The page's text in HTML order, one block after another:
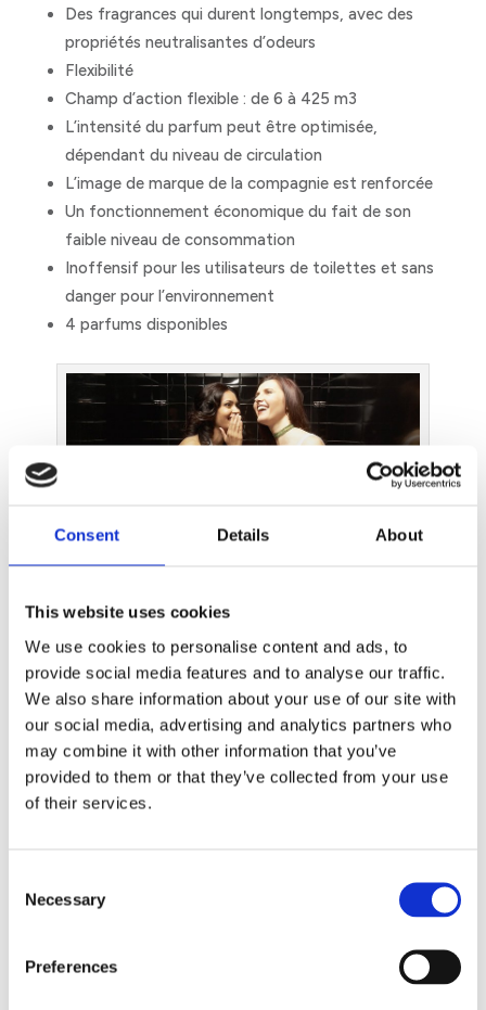
Consent Details About
This website uses cookies
We use cookies to personalise content and ads, to
provide social media features and to analyse our traffic.
We also share information about your use of our site with
our social media, advertising and analytics partners who
may combine it with other information that you’ve
provided to them or that they’ve collected from your use
of their services.
Selection
Necessary
Preferences
Des fragrances qui durent longtemps, avec des
propriétés neutralisantes d’odeurs
Flexibilité
Champ d’action flexible : de 6 à 425 m3
L’intensité du parfum peut être optimisée,
dépendant du niveau de circulation
L’image de marque de la compagnie est renforcée
Un fonctionnement économique du fait de son
faible niveau de consommation
Inoffensif pour les utilisateurs de toilettes et sans
danger pour l’environnement
4 parfums disponibles
L’Élément qui fait la différence pour un
entretien client fructueux
Dans vos locaux désormais équipé de Genie,
émanent une odeur agréable d’agrumes et des notes
ambiantes aldéhydes. Grâce à elle, monsieur Le
En fin de compte, l’entretien s’avère très fructueux.
Bien après, pendant que vous vous rafraichissez aux
vous vous dites que cela a été une belle journée.